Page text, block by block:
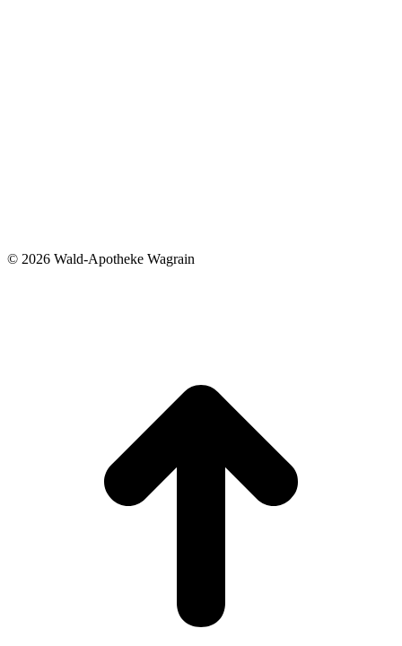
© 2026 Wald-Apotheke Wagrain